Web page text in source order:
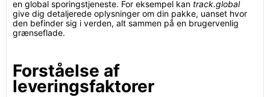
en global sporingstjeneste. For eksempel kan track.global
give dig detaljerede oplysninger om din pakke, uanset hvor
den befinder sig i verden, alt sammen på en brugervenlig
grænseflade.
Forståelse af
leveringsfaktorer